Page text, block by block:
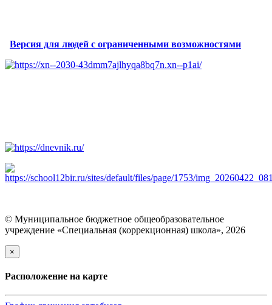
Версия для людей с ограниченными возможностями
© Муниципальное бюджетное общеобразовательное
учреждение «Специальная (коррекционная) школа», 2026
×
Расположение на карте